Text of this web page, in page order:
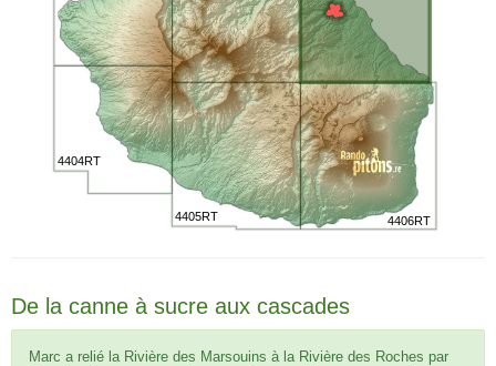
4404RT
4405RT 4406RT
De la canne à sucre aux cascades
Marc a relié la Rivière des Marsouins à la Rivière des Roches par